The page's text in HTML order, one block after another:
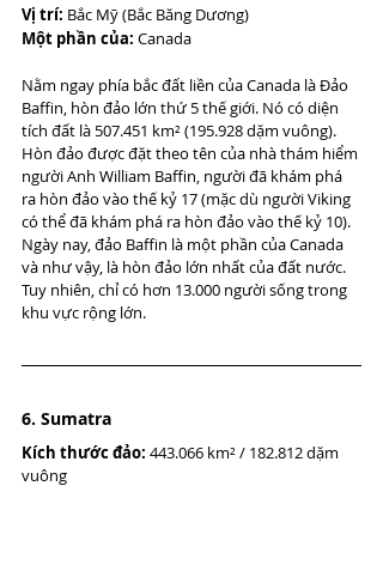
Vị trí: Bắc Mỹ (Bắc Băng Dương)
Một phần của: Canada
Nằm ngay phía bắc đất liền của Canada là Đảo
Baffin, hòn đảo lớn thứ 5 thế giới. Nó có diện
tích đất là 507.451 km² (195.928 dặm vuông).
Hòn đảo được đặt theo tên của nhà thám hiểm
người Anh William Baffin, người đã khám phá
ra hòn đảo vào thế kỷ 17 (mặc dù người Viking
có thể đã khám phá ra hòn đảo vào thế kỷ 10).
Ngày nay, đảo Baffin là một phần của Canada
và như vậy, là hòn đảo lớn nhất của đất nước.
Tuy nhiên, chỉ có hơn 13.000 người sống trong
khu vực rộng lớn.
6. Sumatra
Kích thước đảo: 443.066 km² / 182.812 dặm
vuông